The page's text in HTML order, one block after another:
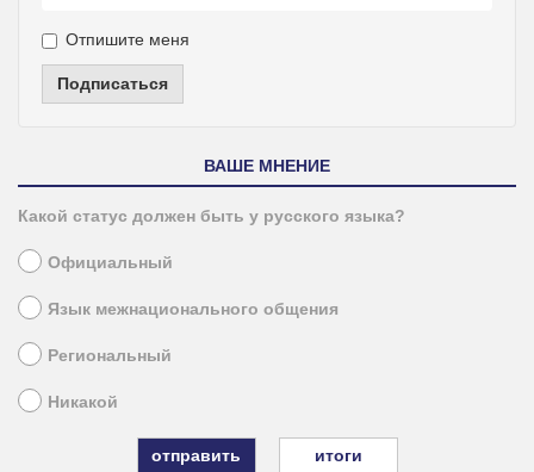
Отпишите меня
Подписаться
ВАШЕ МНЕНИЕ
Какой статус должен быть у русского языка?
Официальный
Язык межнационального общения
Региональный
Никакой
итоги